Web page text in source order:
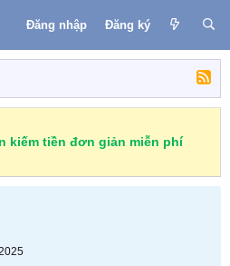
Đăng nhập Đăng ký
kiếm tiền đơn giản miễn phí